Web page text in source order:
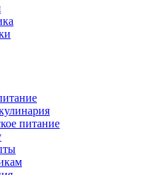
питание